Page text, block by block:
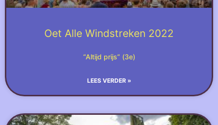
Oet Alle Windstreken 2022
“Altijd prijs” (3e)
LEES VERDER »